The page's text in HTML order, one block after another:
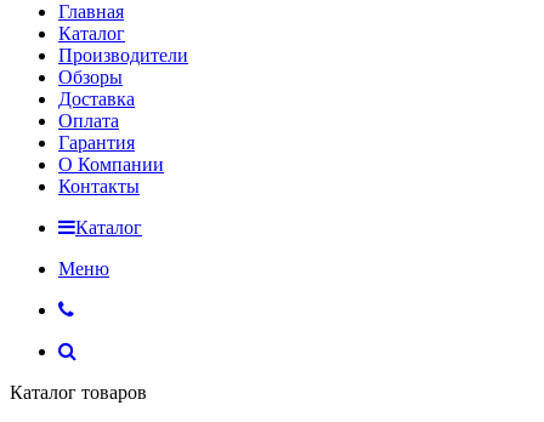
Главная
Каталог
Производители
Обзоры
Доставка
Оплата
Гарантия
О Компании
Контакты
Каталог
Меню
Каталог товаров